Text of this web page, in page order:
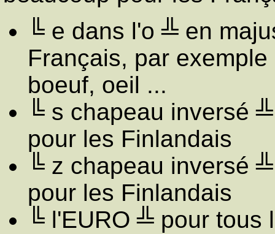
╚ e dans l'o ╩ en
Français, par
boeuf, oeil ...
╚ s chapeau inversé
pour les Finlandais
╚ z chapeau inversé
pour les Finlandais
╚ l'EURO ╩ pour tous